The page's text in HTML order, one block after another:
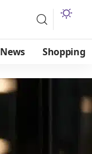
News Shopping